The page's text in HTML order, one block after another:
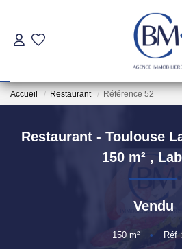
Commerces Et
Location Locaux
Accueil Restaurant Référence 52
Restaurant - Toulouse
150 m² ,
Vendu
150m² • Réf